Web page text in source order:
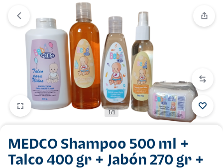
1/1
MEDCO Shampoo 500 ml +
Talco 400 gr + Jabón 270 gr +